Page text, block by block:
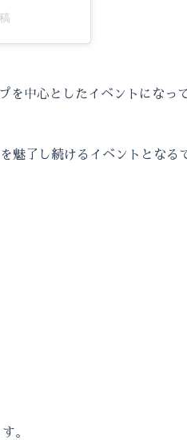
を中心としたイベントになっ
魅了し続けるイベントとなる
。